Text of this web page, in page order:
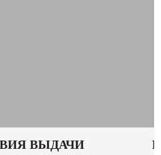
ВЫДАЧИ